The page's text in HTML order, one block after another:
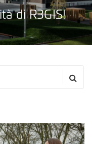
di R3GIS!